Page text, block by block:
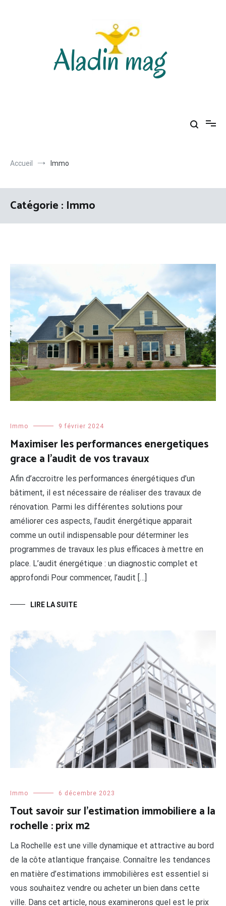
Accueil Immo
Catégorie : Immo
Immo 9 février 2024
Maximiser les performances energetiques
grace a l’audit de vos travaux
Afin d’accroitre les performances énergétiques d’un
bâtiment, il est nécessaire de réaliser des travaux de
rénovation. Parmi les différentes solutions pour
améliorer ces aspects, l’audit énergétique apparait
comme un outil indispensable pour déterminer les
programmes de travaux les plus efficaces à mettre en
place. L’audit énergétique : un diagnostic complet et
approfondi Pour commencer, l’audit […]
LIRE LA SUITE
Immo 6 décembre 2023
Tout savoir sur l’estimation immobiliere a la
rochelle : prix m2
La Rochelle est une ville dynamique et attractive au bord
de la côte atlantique française. Connaître les tendances
en matière d’estimations immobilières est essentiel si
vous souhaitez vendre ou acheter un bien dans cette
ville. Dans cet article, nous examinerons quel est le prix